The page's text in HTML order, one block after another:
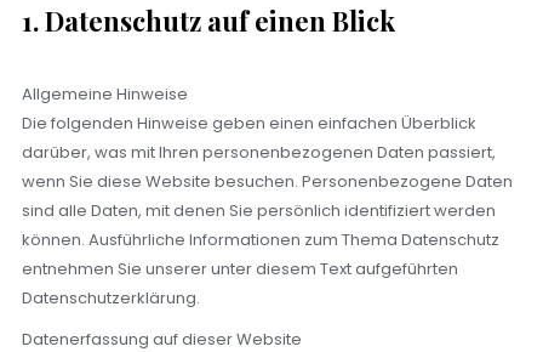
1. Datenschutz auf einen Blick
Allgemeine Hinweise
Die folgenden Hinweise geben einen einfachen Überblick
darüber, was mit Ihren personenbezogenen Daten passiert,
wenn Sie diese Website besuchen. Personenbezogene Daten
sind alle Daten, mit denen Sie persönlich identifiziert werden
können. Ausführliche Informationen zum Thema Datenschutz
entnehmen Sie unserer unter diesem Text aufgeführten
Datenschutzerklärung.
Datenerfassung auf dieser Website